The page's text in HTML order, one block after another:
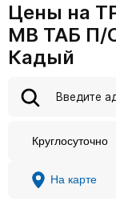
Цены на
МВ ТАБ П/
Кадый
Круглосуточно
На карте